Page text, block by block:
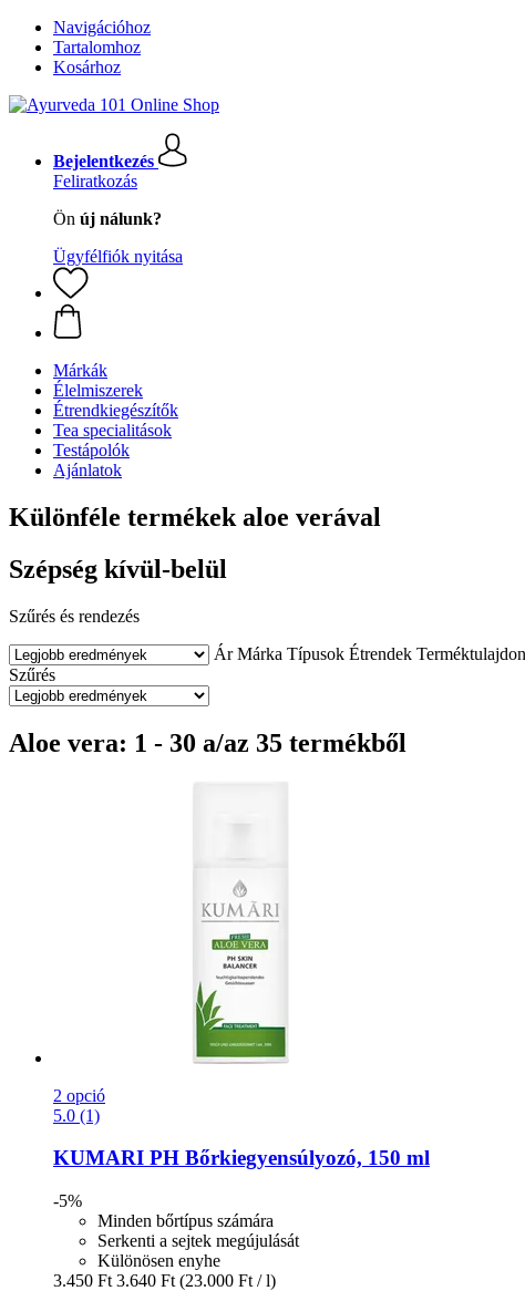
Navigációhoz
Tartalomhoz
Kosárhoz
Bejelentkezés
Feliratkozás
Ön új nálunk?
Ügyfélfiók nyitása
Márkák
Élelmiszerek
Étrendkiegészítők
Tea specialitások
Testápolók
Ajánlatok
Különféle termékek aloe verával
Szépség kívül-belül
Szűrés és rendezés
Ár Márka Típusok Étrendek
Szűrés
Aloe vera: 1 - 30 a/az 35 termékből
2 opció
5.0 (1)
KUMARI PH Bőrkiegyensúlyozó, 150 ml
-5%
Minden bőrtípus számára
Serkenti a sejtek megújulását
Különösen enyhe
3.450 Ft 3.640 Ft (23.000 Ft / l)